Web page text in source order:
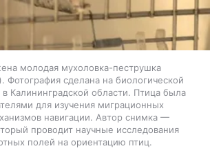
молодая мухоловка-пеструшка
Фотография сделана на биологической
Калининградской области. Птица была
для изучения миграционных
навигации. Автор снимка —
проводит научные исследования
полей на ориентацию птиц.